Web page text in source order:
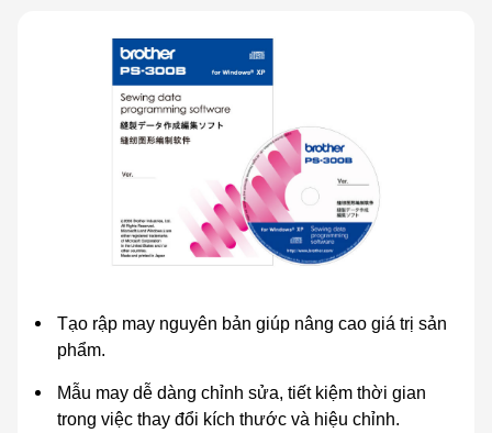
Tạo rập may nguyên bản giúp nâng cao giá trị sản
phẩm.
Mẫu may dễ dàng chỉnh sửa, tiết kiệm thời gian
trong việc thay đổi kích thước và hiệu chỉnh.